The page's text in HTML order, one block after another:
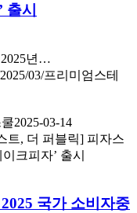
출시
2025년…
03/프리미엄스테
2025-03-14
트, 더 퍼블릭] 피자스
크피자’ 출시
국가 소비자중